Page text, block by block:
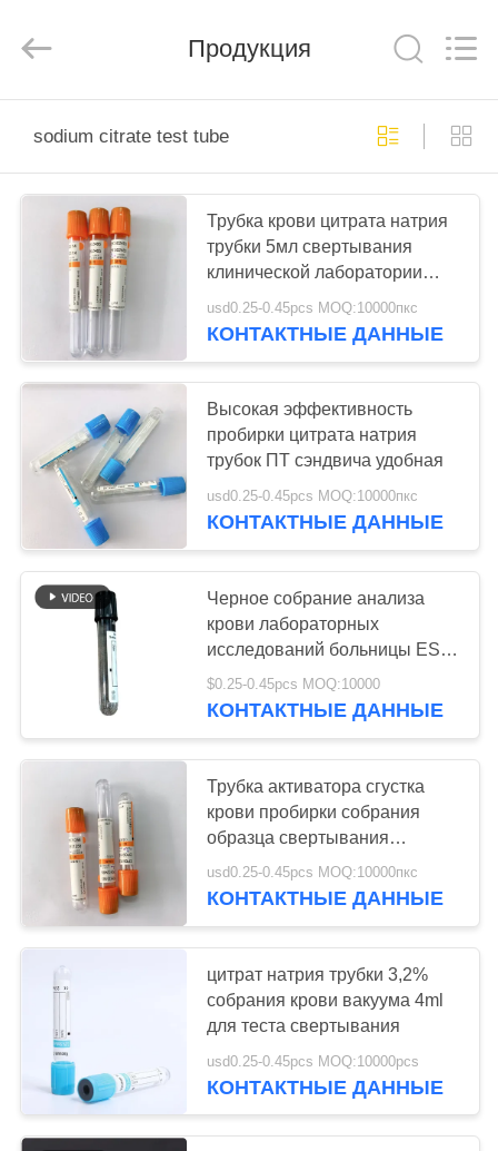
ПРОДУКТЫ
ПУТЕШЕСТВИЕ
ФАБРИКИ
ПРОВЕРКА
КАЧЕСТВА
СВЯЖИТЕСЬ
МЫ
СПРОСИТЕ
ЦИТАТУ
КАРТА
САЙТА
PRIVACY
POLICY
Co.,
Reserved.
Продукция
sodium citrate test tube
Трубка крови цитрата натрия
трубки 5мл свертывания
клинической лаборатории
Про
usd0.25-0.45pcs MOQ:10000пкс
КОНТАКТНЫЕ ДАННЫЕ
Высокая эффективность
пробирки цитрата натрия
трубок ПТ сэндвича удобная
usd0.25-0.45pcs MOQ:10000пкс
КОНТАКТНЫЕ ДАННЫЕ
Черное собрание анализа
крови лабораторных
исследований больницы ESR
трубки крови цитрата натрия
топ-3,8%
$0.25-0.45pcs MOQ:10000
КОНТАКТНЫЕ ДАННЫЕ
Трубка активатора сгустка
крови пробирки собрания
образца свертывания
оранжевая
usd0.25-0.45pcs MOQ:10000пкс
КОНТАКТНЫЕ ДАННЫЕ
цитрат натрия трубки 3,2%
собрания крови вакуума 4ml
для теста свертывания
usd0.25-0.45pcs MOQ:10000pcs
КОНТАКТНЫЕ ДАННЫЕ